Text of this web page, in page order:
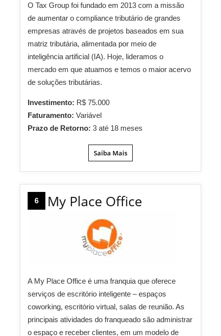
O Tax Group foi fundado em 2013 com a missão
de aumentar o compliance tributário de grandes
empresas através de projetos baseados em sua
matriz tributária, alimentada por meio de
inteligência artificial (IA). Hoje, lideramos o
mercado em que atuamos e temos o maior acervo
de soluções tributárias.
Investimento: R$ 75.000
Faturamento: Variável
Prazo de Retorno: 3 até 18 meses
Saiba Mais
6 My Place Office
A My Place Office é uma franquia que oferece
serviços de escritório inteligente – espaços
coworking, escritório virtual, salas de reunião. As
principais atividades do franqueado são administrar
o espaço e receber clientes, em um modelo de